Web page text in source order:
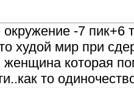
-7
худой мир при
которая
то